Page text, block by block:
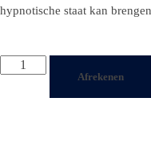
hypnotische staat kan
Afrekenen